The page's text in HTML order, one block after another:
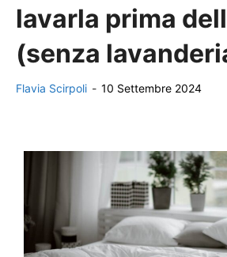
lavarla prima
(senza
Flavia Scirpoli - 10 Settembre 2024